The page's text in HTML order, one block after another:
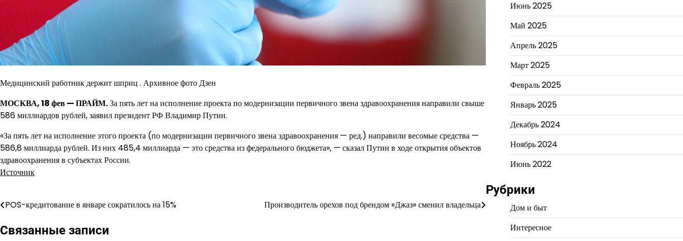
Медицинский работник держит шприц . Архивное фото Дзен
МОСКВА, 18 фев — ПРАЙМ.За пять лет на исполнение проекта по модернизации первичного звена здравоохранения направили свыше
586 миллиардов рублей, заявил президент РФ Владимир Путин.
«За пять лет на исполнение этого проекта (по модернизации первичного звена здравоохранения — ред.) направили весомые средства —
586,8 миллиарда рублей. Из них 485,4 миллиарда — это средства из федерального бюджета», — сказал Путин в ходе открытия объектов
здравоохранения в субъектах России.
Источник
Навигация
по
POS-кредитование в январе сократилось на 15% Производитель орехов под брендом «Джаз» сменил владельца
Связанные записи
Июнь 2025
Май 2025
Апрель 2025
Март 2025
Февраль 2025
Январь 2025
Декабрь 2024
Ноябрь 2024
Июнь 2022
Рубрики
Дом и быт
Интересное